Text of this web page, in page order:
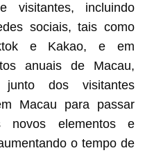
visitantes, incluindo
sociais, tais como
e Kakao, e em
anuais de Macau,
junto dos visitantes
Macau para passar
novos elementos e
o tempo de